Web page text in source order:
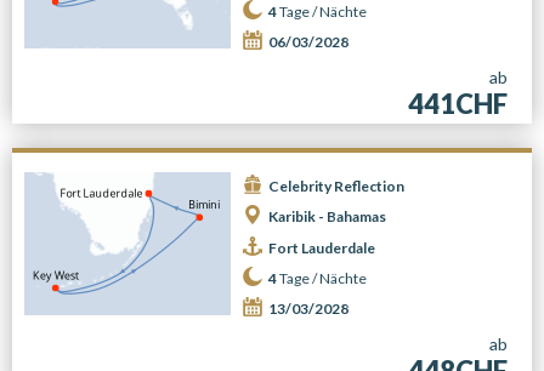
4Tage /Nächte
06/03/2028
ab
441CHF
Celebrity Reflection
Karibik - Bahamas
Fort Lauderdale
4Tage /Nächte
13/03/2028
ab